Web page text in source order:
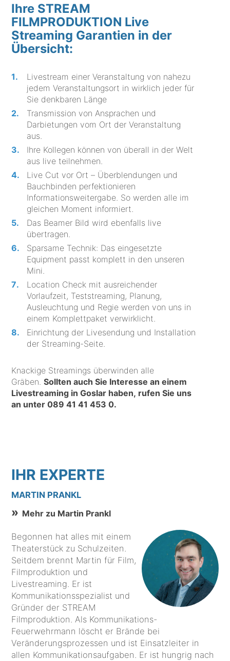
Ihre STREAM
FILMPRODUKTION Live
Streaming Garantien in der
Übersicht:
Livestream einer Veranstaltung von nahezu
jedem Veranstaltungsort in wirklich jeder für
Sie denkbaren Länge
Transmission von Ansprachen und
Darbietungen vom Ort der Veranstaltung
aus.
Ihre Kollegen können von überall in der Welt
aus live teilnehmen.
Live Cut vor Ort – Überblendungen und
Bauchbinden perfektionieren
Informationsweitergabe. So werden alle im
gleichen Moment informiert.
Das Beamer Bild wird ebenfalls live
übertragen.
Sparsame Technik: Das eingesetzte
Equipment passt komplett in den unseren
Mini.
Location Check mit ausreichender
Vorlaufzeit, Teststreaming, Planung,
Ausleuchtung und Regie werden von uns in
einem Komplettpaket verwirklicht.
Einrichtung der Livesendung und Installation
der Streaming-Seite.
Knackige Streamings überwinden alle
Gräben.Sollten auch Sie Interesse an einem
Livestreaming in Goslar haben, rufen Sie uns
an unter089 41 41 453 0.
IHR EXPERTE
MARTIN PRANKL
Mehr zu Martin Prankl
Begonnen hat alles mit einem
Theaterstück zu Schulzeiten.
Seitdem brennt Martin für Film,
Filmproduktion und
Livestreaming. Er ist
Kommunikationsspezialist und
Gründer der STREAM
Filmproduktion. Als Kommunikations-
Feuerwehrmann löscht er Brände bei
Veränderungsprozessen und ist Einsatzleiter in
allen Kommunikationsaufgaben. Er ist hungrig nach